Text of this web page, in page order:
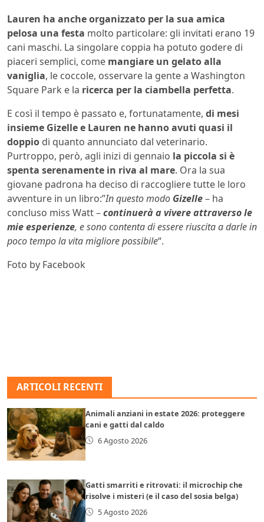
Lauren ha anche organizzato per la sua amica
pelosa una festa molto particolare: gli invitati erano 19
cani maschi. La singolare coppia ha potuto godere di
piaceri semplici, come mangiare un gelato alla
vaniglia, le coccole, osservare la gente a Washington
Square Park e la ricerca per la ciambella perfetta.
E così il tempo è passato e, fortunatamente, di mesi
insieme Gizelle e Lauren ne hanno avuti quasi il
doppio di quanto annunciato dal veterinario.
Purtroppo, però, agli inizi di gennaio la piccola si è
spenta serenamente in riva al mare. Ora la sua
giovane padrona ha deciso di raccogliere tutte le loro
avventure in un libro:”In questo modo Gizelle– ha
concluso miss Watt –continuerà a vivere attraverso le
mie esperienze, e sono contenta di essere riuscita a darle in
poco tempo la vita migliore possibile“.
Foto by Facebook
ARTICOLI RECENTI
Animali anziani in estate 2026: proteggere
cani e gatti dal caldo
6 Agosto 2026
Gatti smarriti e ritrovati: il microchip che
risolve i misteri (e il caso del sosia belga)
5 Agosto 2026